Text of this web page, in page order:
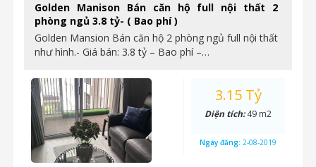
Golden Manison Bán căn hộ full nội thất 2
phòng ngủ 3.8 tỷ- ( Bao phí )
Golden Mansion Bán căn hộ 2 phòng ngủ full nội thất
như hình.- Giá bán: 3.8 tỷ – Bao phí –…
3.15 Tỷ
Diện tích:49 m2
Ngày đăng: 2-08-2019